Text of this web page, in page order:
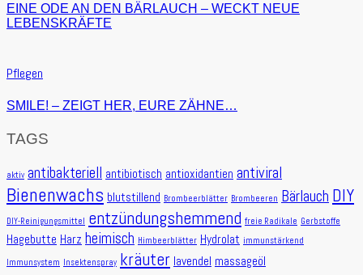
EINE ODE AN DEN BÄRLAUCH – WECKT NEUE
LEBENSKRÄFTE
Pflegen
SMILE! – ZEIGT HER, EURE ZÄHNE…
TAGS
aktiv antibakteriell antibiotisch antioxidantien antiviral
Bienenwachs blutstillend Brombeerblätter Brombeeren Bärlauch DIY
DIY-Reinigungsmittel entzündungshemmend freie Radikale Gerbstoffe
Hagebutte Harz heimisch Himbeerblätter Hydrolat immunstärkend
Immunsystem Insektenspray kräuter lavendel massageöl